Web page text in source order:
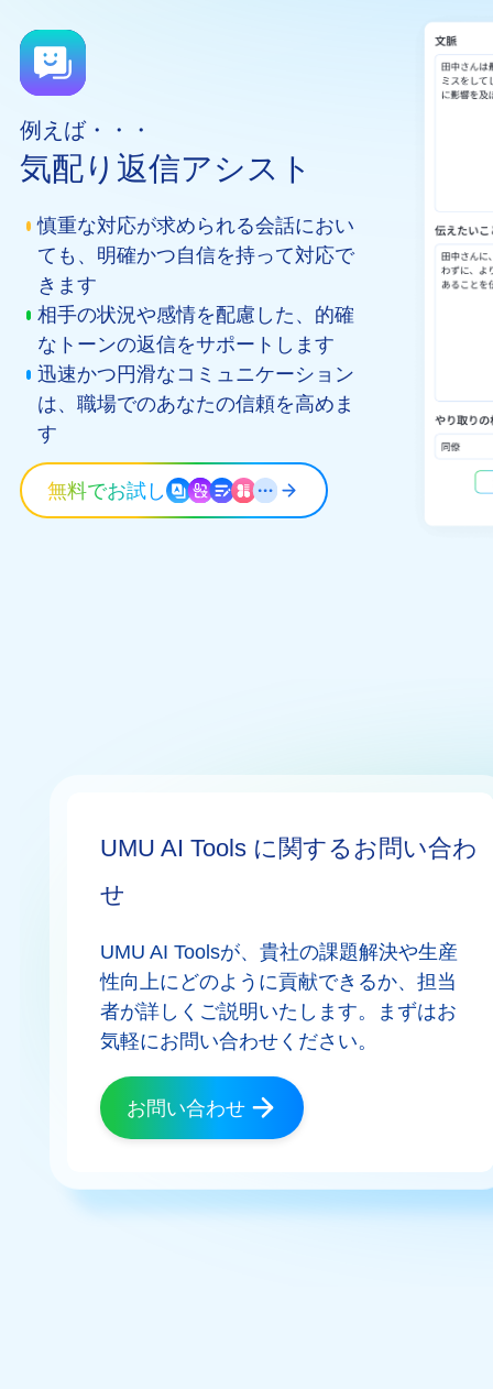
例えば・・・
気配り返信アシスト
慎重な対応が求められる会話におい
ても、明確かつ自信を持って対応で
きます
相手の状況や感情を配慮した、的確
なトーンの返信をサポートします
迅速かつ円滑なコミュニケーション
は、職場でのあなたの信頼を高めま
す
無料でお試し
UMU AI Tools に関するお問い合わ
せ
UMU AI Toolsが、貴社の課題解決や生産
性向上にどのように貢献できるか、担当
者が詳しくご説明いたします。まずはお
気軽にお問い合わせください。
お問い合わせ